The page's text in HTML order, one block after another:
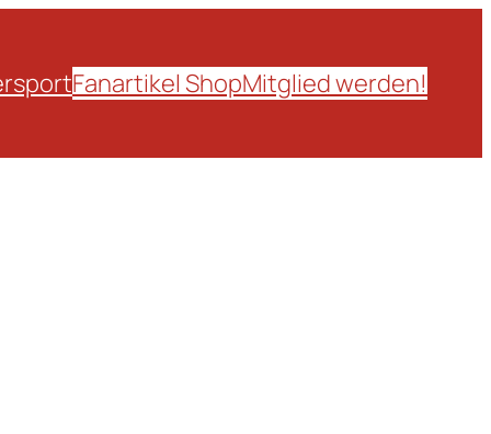
Fanartikel ShopMitglied werden!